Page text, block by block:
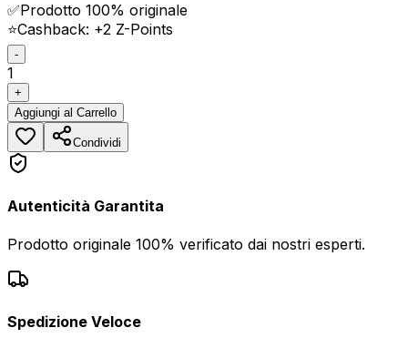
✅Prodotto 100% originale
⭐Cashback: +2 Z-Points
-
1
+
Aggiungi al Carrello
Condividi
Autenticità Garantita
Prodotto originale 100% verificato dai nostri esperti.
Spedizione Veloce